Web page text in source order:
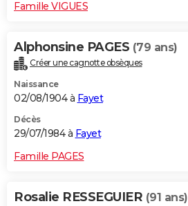
Famille VIGUES
Alphonsine PAGES (79 ans)
Créer une cagnotte obsèques
Naissance
02/08/1904 à Fayet
Décès
29/07/1984 à Fayet
Famille PAGES
Rosalie RESSEGUIER (91 ans)